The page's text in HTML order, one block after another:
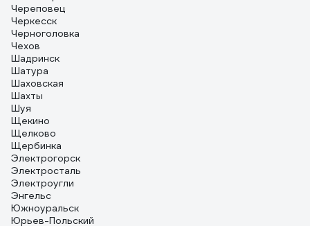
Череповец
Черкесск
Черноголовка
Чехов
Шадринск
Шатура
Шаховская
Шахты
Шуя
Щекино
Щелково
Щербинка
Электрогорск
Электросталь
Электроугли
Энгельс
Южноуральск
Юрьев-Польский